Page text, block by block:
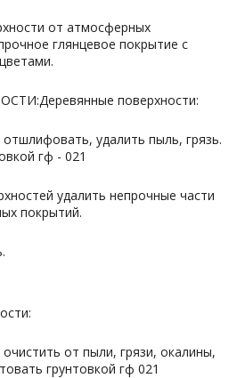
от атмосферных
глянцевое покрытие с
поверхности:
удалить пыль, грязь.
гф - 021
удалить непрочные части
покрытий.
от пыли, грязи, окалины,
грунтовкой гф 021